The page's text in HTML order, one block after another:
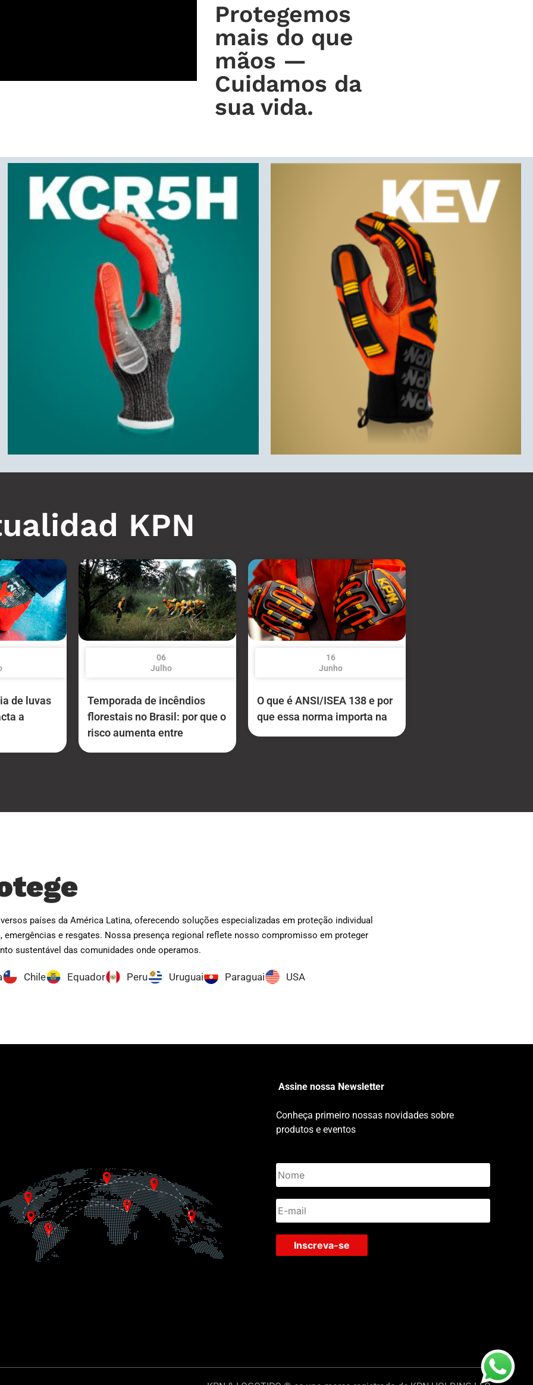
Protegemos
mais do que
mãos —
Cuidamos da
sua vida.
KPN
de luvas
a
06
Julho
Temporada de incêndios
florestais no Brasil: por que o
risco aumenta entre
16
Junho
O que é ANSI/ISEA 138 e por
que essa norma importa na
países da América Latina, oferecendo soluções especializadas em proteção individual
e resgates. Nossa presença regional reflete nosso compromisso em proteger
sustentável das comunidades onde operamos.
Chile Equador Peru Uruguai Paraguai USA
Assine nossa Newsletter
Conheça primeiro nossas novidades sobre
produtos e eventos